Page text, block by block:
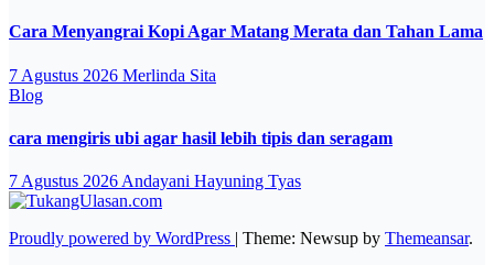
Cara Menyangrai Kopi Agar Matang Merata dan Tahan Lama
7 Agustus 2026 Merlinda Sita
Blog
cara mengiris ubi agar hasil lebih tipis dan seragam
7 Agustus 2026 Andayani Hayuning Tyas
Proudly powered by WordPress | Theme: Newsup by Themeansar.